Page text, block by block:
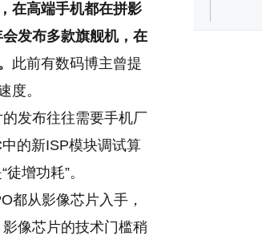
在高端手机都在拼影
发布多款旗舰机，在
此前有数码博主曾提
度。
发布往往需要手机厂
的新ISP模块调试算
增功耗”。
都从影像芯片入手，
像芯片的技术门槛稍